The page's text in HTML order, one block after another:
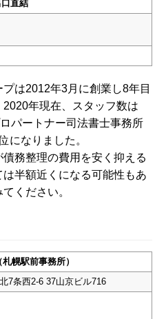
直結
は2012年3月に創業し8年目
年現在、スタッフ数は
パートナー司法書士事務所
になりました。
務整理の費用を安く抑える
半額近くになる可能性もあ
ください。
幌駅前事務所）
7条西2-6 37山京ビル716